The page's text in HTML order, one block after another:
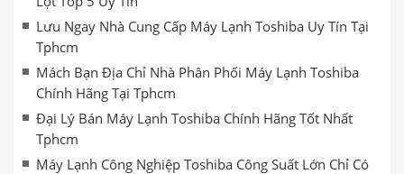
Lưu Ngay Nhà Cung Cấp Máy Lạnh Toshiba Uy Tín Tại
Tphcm
Mách Bạn Địa Chỉ Nhà Phân Phối Máy Lạnh Toshiba
Chính Hãng Tại Tphcm
Đại Lý Bán Máy Lạnh Toshiba Chính Hãng Tốt Nhất
Tphcm
Máy Lạnh Công Nghiệp Toshiba Công Suất Lớn Chỉ Có